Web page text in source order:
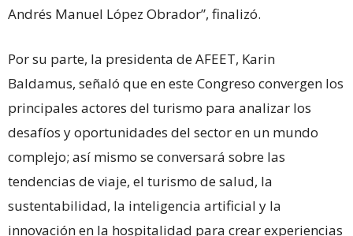
Andrés Manuel López Obrador”, finalizó.
Por su parte, la presidenta de AFEET, Karin
Baldamus, señaló que en este Congreso convergen los
principales actores del turismo para analizar los
desafíos y oportunidades del sector en un mundo
complejo; así mismo se conversará sobre las
tendencias de viaje, el turismo de salud, la
sustentabilidad, la inteligencia artificial y la
innovación en la hospitalidad para crear experiencias